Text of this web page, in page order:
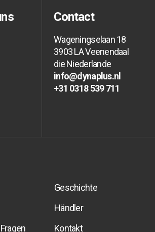
Contact
Wageningselaan 18
3903 LA Veenendaal
die Niederlande
info@dynaplus.nl
info@dynaplus.nl
info@dynaplus.nl
+31 0318 539 711
Geschichte
Händler
Kontakt